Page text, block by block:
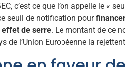
c’est ce que l’on appelle le «
seuil de notification pour
effet de serre. Le montant de ce
de l’Union Européenne la